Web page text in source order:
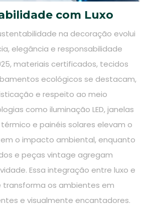
com Luxo
na decoração evolui
elegância e responsabilidade
materiais certificados, tecidos
ecológicos se destacam,
e respeito ao meio
como iluminação LED, janelas
e painéis solares elevam o
o impacto ambiental, enquanto
e peças vintage agregam
Essa integração entre luxo e
transforma os ambientes em
e visualmente encantadores.